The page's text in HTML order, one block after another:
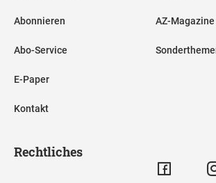
Abonnieren
Abo-Service
E-Paper
Kontakt
AZ-Magazine
Rechtliches